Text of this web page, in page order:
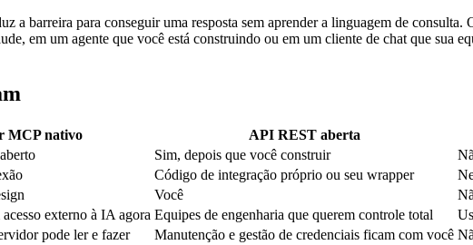
a barreira para conseguir uma resposta sem aprender a linguagem de consulta.
em um agente que você está construindo ou em um cliente de chat que sua
MCP nativo API REST aberta
Sim, depois que você construir
Código de integração próprio ou seu wrapper
Você
externo à IA agora Equipes de engenharia que querem controle total
pode ler e fazer Manutenção e gestão de credenciais ficam com você